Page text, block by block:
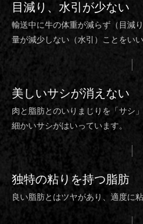
目減り、水引 が少ない
輸送中に牛の体重が減らず（目減
量が減少しない（水引）ことをいい
美しいサシが消えない
肉と脂肪とのいりまじりを「サシ
細かいサシがはいっています。
独特の粘り を持つ脂肪
良い脂肪とはツヤがあり、適度に